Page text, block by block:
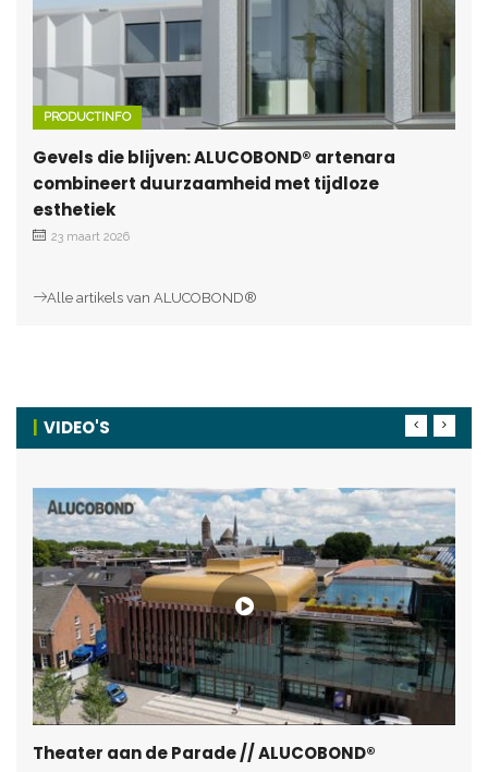
PRODUCTINFO
Gevels die blijven: ALUCOBOND® artenara
combineert duurzaamheid met tijdloze
esthetiek
23 maart 2026
Alle artikels van ALUCOBOND®
VIDEO'S
Theater aan de Parade // ALUCOBOND®